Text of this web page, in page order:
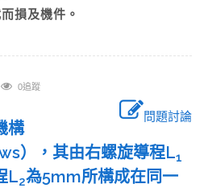
損及機件。
0追蹤
問題討論
構
），其由右螺旋導程L1
L2為5mm所構成在同一